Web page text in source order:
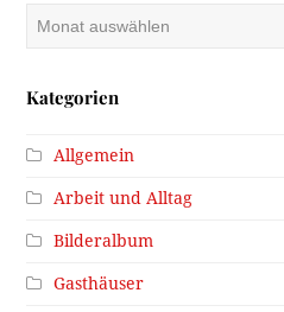
Kategorien
Allgemein
Arbeit und Alltag
Bilderalbum
Gasthäuser